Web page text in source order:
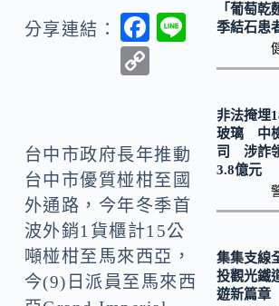
分享連結：
F
o
o
k
y
Li
n
k
台中市政府長年推動
台中市優質椪柑至國
外通路，今年冬季首
波外銷1貨櫃計15公
噸椪柑至馬來西亞，
今(9)日派員至馬來西
「葡萄乾
季結石患
非法掩埋
玻璃 中
司 涉詐
3.8億元
集集支線
投觀光鐵
遊新篇章